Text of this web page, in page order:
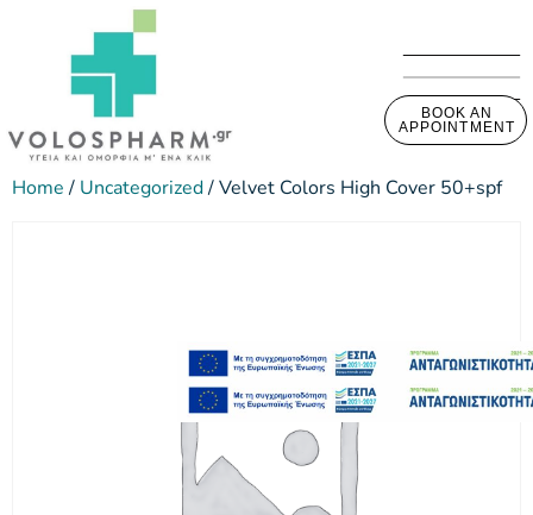
BOOK AN
APPOINTMENT
Home/ Uncategorized/ Velvet Colors High Cover 50+spf